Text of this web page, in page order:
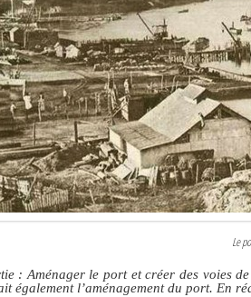
Le
: Aménager le port et créer des voies
également l’aménagement du port. En